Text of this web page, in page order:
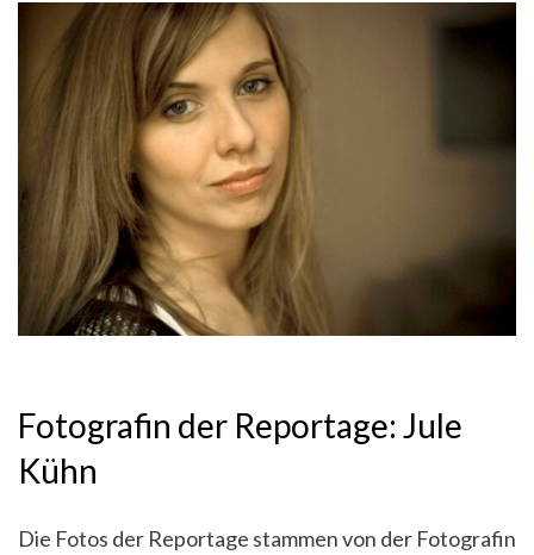
Fotografin der Reportage: Jule
Kühn
Die Fotos der Reportage stammen von der Fotografin